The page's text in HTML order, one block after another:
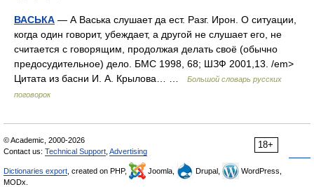
ВАСЬКА — А Васька слушает да ест. Разг. Ирон. О ситуации,
когда один говорит, убеждает, а другой не слушает его, не
считается с говорящим, продолжая делать своё (обычно
предосудительное) дело. БМС 1998, 68; ШЗФ 2001,13. /em>
Цитата из басни И. А. Крылова… …
Большой словарь русских
поговорок
18+
© Academic, 2000-2026
Contact us: Technical Support Advertising
Dictionaries export , created on PHP, Joomla, Drupal,
WordPress,
MODx.